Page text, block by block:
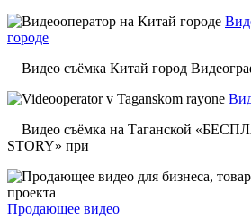
городе
Видео съёмка Китай город
Видео съёмка на Таганской
STORY» при
Продающее видео